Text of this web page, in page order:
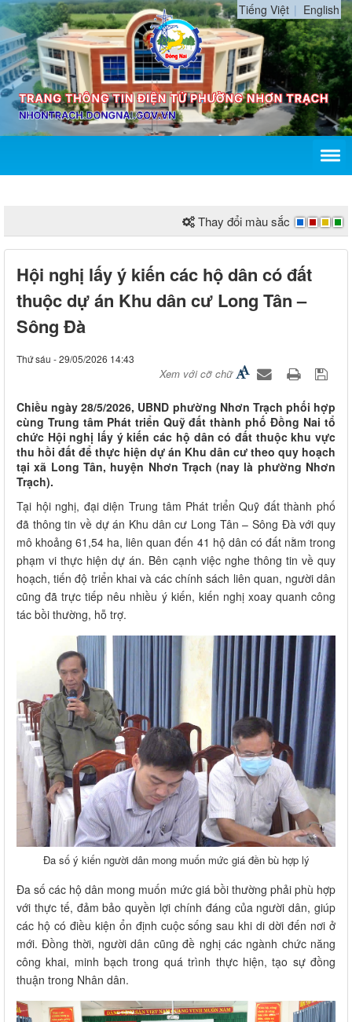
Tiếng Việt English
Thay đổi màu sắc
Hội nghị lấy ý kiến các hộ dân có đất
thuộc dự án Khu dân cư Long Tân –
Sông Đà
Thứ sáu - 29/05/2026 14:43
Xem với cỡ chữ
Chiều ngày 28/5/2026, UBND phường Nhơn Trạch phối hợp
cùng Trung tâm Phát triển Quỹ đất thành phố Đồng Nai tổ
chức Hội nghị lấy ý kiến các hộ dân có đất thuộc khu vực
thu hồi đất để thực hiện dự án Khu dân cư theo quy hoạch
tại xã Long Tân, huyện Nhơn Trạch (nay là phường Nhơn
Trạch).
Tại hội nghị, đại diện Trung tâm Phát triển Quỹ đất thành phố
đã thông tin về dự án Khu dân cư Long Tân – Sông Đà với quy
mô khoảng 61,54 ha, liên quan đến 41 hộ dân có đất nằm trong
phạm vi thực hiện dự án. Bên cạnh việc nghe thông tin về quy
hoạch, tiến độ triển khai và các chính sách liên quan, người dân
cũng đã trực tiếp nêu nhiều ý kiến, kiến nghị xoay quanh công
tác bồi thường, hỗ trợ.
Đa số ý kiến người dân mong muốn mức giá đền bù hợp lý
Đa số các hộ dân mong muốn mức giá bồi thường phải phù hợp
với thực tế, đảm bảo quyền lợi chính đáng của người dân, giúp
các hộ có điều kiện ổn định cuộc sống sau khi di dời đến nơi ở
mới. Đồng thời, người dân cũng đề nghị các ngành chức năng
công khai, minh bạch trong quá trình thực hiện, tạo sự đồng
thuận trong Nhân dân.